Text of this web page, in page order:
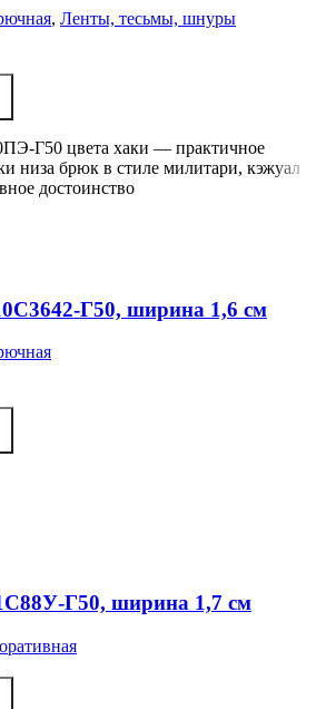
, Ленты, тесьмы, шнуры
Г50 цвета хаки — практичное
низа брюк в стиле милитари, кэжуал
достоинство
Г50, ширина 1,6 см
Г50, ширина 1,7 см